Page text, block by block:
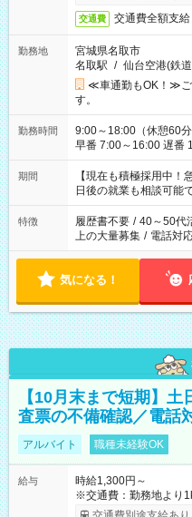
交通費 交通費全額支給
勤務地
宮城県名取市
名取駅 / 仙台空港(鉄
≪車通勤もOK！≫ご
す。
勤務時間
9:00～18:00（休憩60分） ■ご希望があれば下記シフトも
早番 7:00～16:00 遅番 10:00～19:00
い」 「余裕を持って夕
たくない」 など、ご希望を
の方へ 今ご覧のお仕事
の勤務時間。 合計で週
期間
【現在も積極採用中
日後の就業も相談可能
特徴 履歴書不要 / 40～50代
上の大量募集 / 電話対
気になる！
【10月末まで短期】
査票の不備確認／電話
アルバイト 職種未経験OK
給与
時給1,300円～
※交通費：勤務地より
2,500円/日） ※残業代